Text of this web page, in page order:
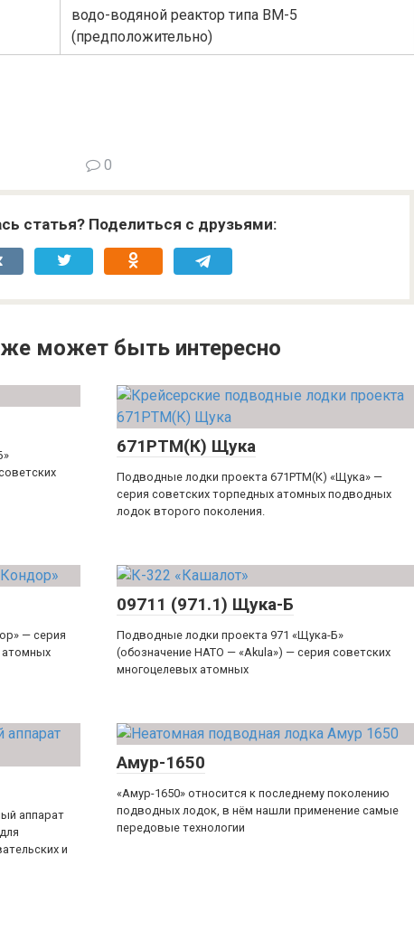
водо-водяной реактор типа ВМ-5
(предположительно)
0
статья? Поделиться с друзьями:
может быть интересно
671РТМ(К) Щука
Подводные лодки проекта 671РТМ(К) «Щука» —
серия советских торпедных атомных подводных
лодок второго поколения.
— серия
атомных
09711 (971.1) Щука-Б
Подводные лодки проекта 971 «Щука-Б»
(обозначение НАТО — «Akula») — серия советских
многоцелевых атомных
аппарат
и
Амур-1650
«Амур-1650» относится к последнему поколению
подводных лодок, в нём нашли применение самые
передовые технологии